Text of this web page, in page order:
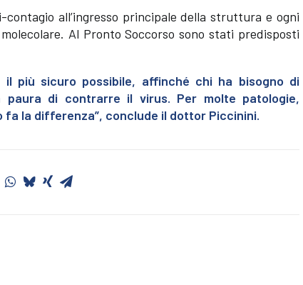
all’ingresso principale della struttura e ogni
Al Pronto Soccorso sono stati predisposti
il più sicuro possibile, affinché chi ha bisogno di
di contrarre il virus. Per molte patologie,
la differenza”, conclude il dottor Piccinini.